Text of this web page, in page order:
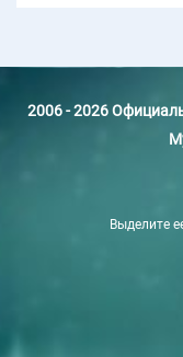
2006 - 2026
Выделите